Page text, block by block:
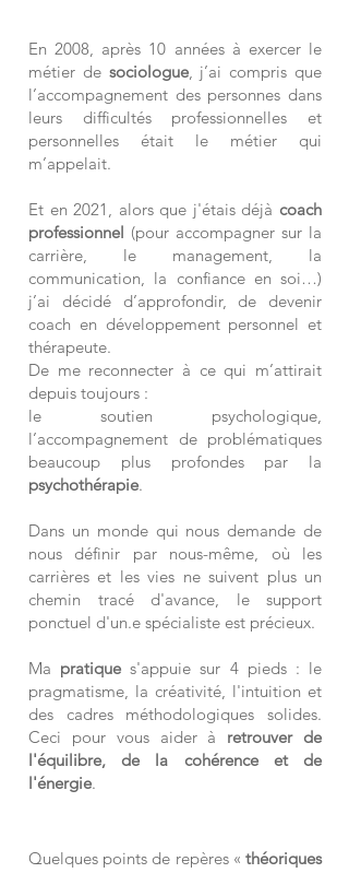
En 2008, après 10 années à exercer le
métier de sociologue, j’ai compris que
l’accompagnement des personnes dans
leurs difficultés professionnelles et
personnelles était le métier qui
m’appelait.
Et en 2021, alors que j'étais déjà coach
professionnel (pour accompagner sur la
carrière, le management, la
communication, la confiance en soi…)
j’ai décidé d’approfondir, de devenir
coach en développement personnel et
thérapeute.
De me reconnecter à ce qui m’attirait
depuis toujours :
le soutien psychologique,
l’accompagnement de problématiques
beaucoup plus profondes par la
psychothérapie.
Dans un monde qui nous demande de
nous définir par nous-même, où les
carrières et les vies ne suivent plus un
chemin tracé d'avance, le support
ponctuel d'un.e spécialiste est précieux.
Ma pratique s'appuie sur 4 pieds : le
pragmatisme, la créativité, l'intuition et
des cadres méthodologiques solides.
Ceci pour vous aider à retrouver de
l'équilibre, de la cohérence et de
l'énergie.
Quelques points de repères « théoriques